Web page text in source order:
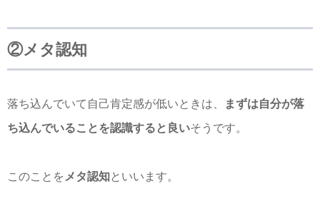
②メタ認知
落ち込んでいて自己肯定感が低いときは、
まずは自分が落
ち込んでいることを認識すると良いそうです。
このことを メタ認知 といいます。